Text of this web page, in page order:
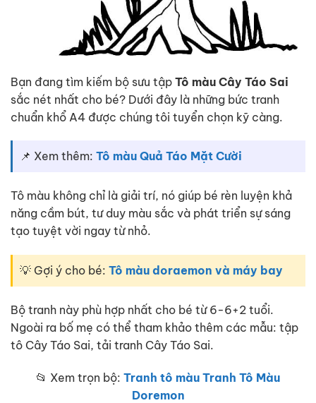
Bạn đang tìm kiếm bộ sưu tập Tô màu Cây Táo Sai
sắc nét nhất cho bé? Dưới đây là những bức tranh
chuẩn khổ A4 được chúng tôi tuyển chọn kỹ càng.
📌 Xem thêm: Tô màu Quả Táo Mặt Cười
Tô màu không chỉ là giải trí, nó giúp bé rèn luyện khả
năng cầm bút, tư duy màu sắc và phát triển sự sáng
tạo tuyệt vời ngay từ nhỏ.
💡 Gợi ý cho bé: Tô màu doraemon và máy bay
Bộ tranh này phù hợp nhất cho bé từ 6-6+2 tuổi.
Ngoài ra bố mẹ có thể tham khảo thêm các mẫu: tập
tô Cây Táo Sai, tải tranh Cây Táo Sai.
📂 Xem trọn bộ: Tranh tô màu Tranh Tô Màu
Doremon